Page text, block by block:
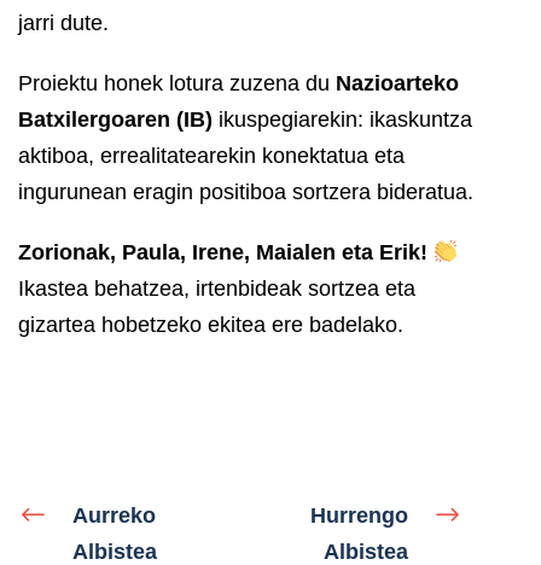
jarri dute.
Proiektu honek lotura zuzena du Nazioarteko
Batxilergoaren (IB) ikuspegiarekin: ikaskuntza
aktiboa, errealitatearekin konektatua eta
ingurunean eragin positiboa sortzera bideratua.
Zorionak, Paula, Irene, Maialen eta Erik!
Ikastea behatzea, irtenbideak sortzea eta
gizartea hobetzeko ekitea ere badelako.
Aurreko
Albistea
Hurrengo
Albistea